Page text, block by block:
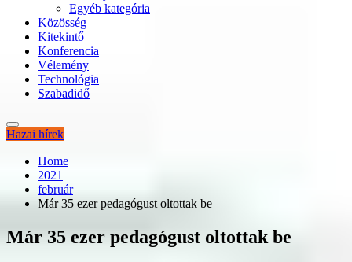
Egyéb kategória
Közösség
Kitekintő
Konferencia
Vélemény
Technológia
Szabadidő
Hazai hírek
Home
2021
február
Már 35 ezer pedagógust oltottak be
Már 35 ezer pedagógust oltottak be